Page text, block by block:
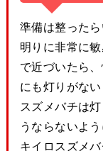
準備は整った
明りに非常に
で近づいたら
にも灯りがない
スズメバチは
うならないよ
キイロスズメ